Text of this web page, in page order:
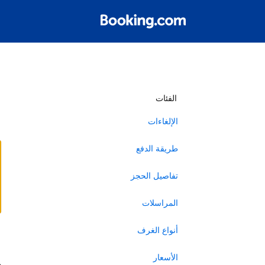
الفئات
الإلغاءات
طريقة الدفع
تفاصيل الحجز
المراسلات
أنواع الغرف
الأسعار